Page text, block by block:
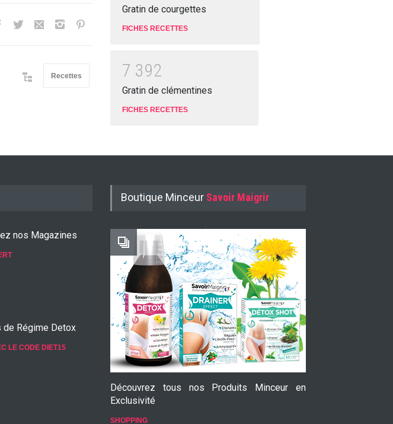
Recettes
Gratin de courgettes
FICHES RECETTES
7 392
Gratin de clémentines
FICHES RECETTES
nos Magazines
de Régime Detox
LE CODE DIET15
Boutique Minceur Savoir Maigrir
Découvrez tous nos Produits Minceur en
Exclusivité
SHOPPING